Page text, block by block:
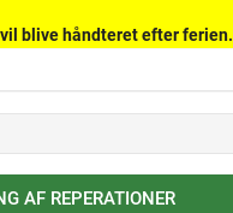
blive håndteret efter ferien.
AF REPERATIONER